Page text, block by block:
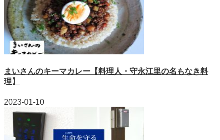
まいさんのキーマカレー【料理人・守永江里の名もなき料
理】
2023-01-10